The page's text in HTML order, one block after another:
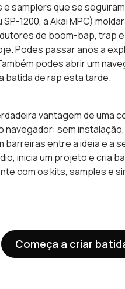
samplers que se
SP-1200, a Akai MPC)
de boom-bap, trap
Podes passar anos a
podes abrir um
batida de rap esta tarde.
vantagem de uma
navegador: sem
barreiras entre a ideia e a
inicia um projeto e cria
com os kits, samples e
Começa a criar